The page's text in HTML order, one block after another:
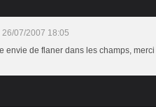
26/07/2007 18:05
envie de flaner dans les champs,